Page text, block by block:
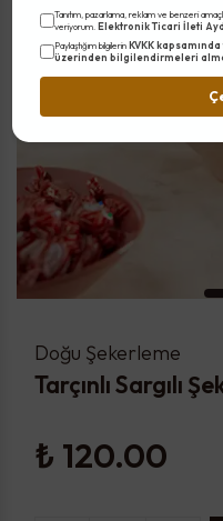
Doğu Şekerleme
Tarçınlı Sargılı
₺ 120.00
Tanıtım, pazarlama, reklam ve benzeri
veriyorum. Elektronik Ticari İleti
Paylaştığım bilgilerin KVKK
üzerinden bilgilendirmeleri